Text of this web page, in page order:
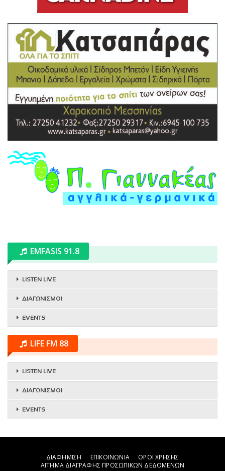
EMFASIS 91.8
LISTEN LIVE
ΔΙΑΓΩΝΙΣΜΟΙ
EVENTS
LIFE FM 88
LISTEN LIVE
ΔΙΑΓΩΝΙΣΜΟΙ
EVENTS
ΔΙΑΦΗΜΙΣΗ ΕΠΙΚΟΙΝΩΝΙΑ
ΟΡΟΙ ΧΡΗΣΗΣ
ΑΙΤΗΜΑ ΔΙΑΓΡΑΦΗΣ ΠΡΟΣΩΠΙΚΩΝ ΔΕΔΟΜΕΝΩΝ